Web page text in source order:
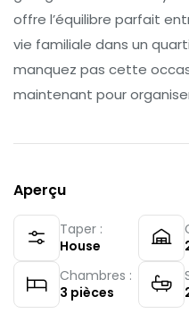
offre l’équilibre parfait
vie familiale dans un
manquez pas cette
maintenant pour organiser
Aperçu
Taper :
House
Chambres :
3 pièces